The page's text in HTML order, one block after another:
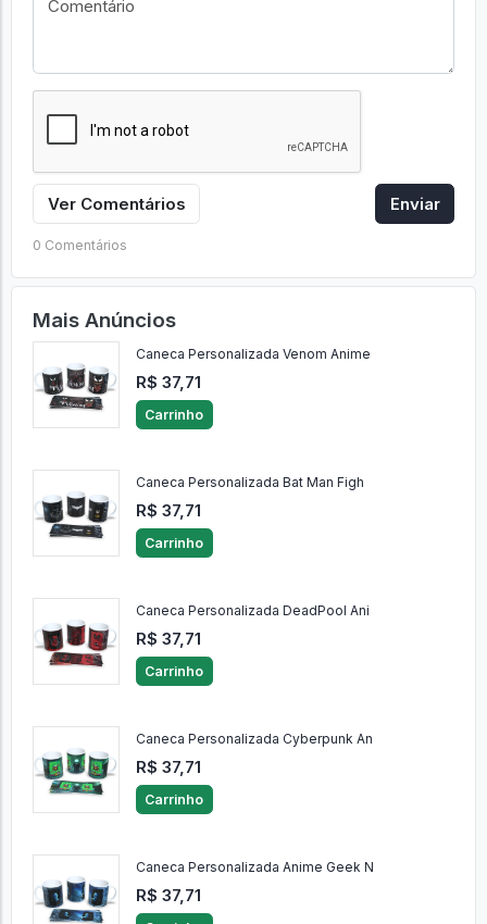
Ver Comentários Enviar
0 Comentários
Mais Anúncios
Caneca Personalizada Venom Anime
R$ 37,71
Carrinho
Caneca Personalizada Bat Man Figh
R$ 37,71
Carrinho
Caneca Personalizada DeadPool Ani
R$ 37,71
Carrinho
Caneca Personalizada Cyberpunk An
R$ 37,71
Carrinho
Caneca Personalizada Anime Geek N
R$ 37,71